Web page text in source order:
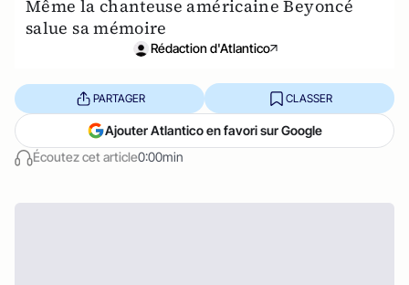
Même la chanteuse américaine Beyoncé
salue sa mémoire
Rédaction d'Atlantico
Écoutez cet article0:00min
PARTAGER CLASSER
Ajouter Atlantico en favori sur Google